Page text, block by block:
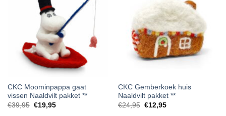
CKC Moominpappa gaat
vissen Naaldvilt pakket **
€39,95 Oorspronkelijke
€19,95Huidige
CKC Gemberkoek huis
Naaldvilt pakket **
€24,95 Oorspronkelijke
€12,95Huidige